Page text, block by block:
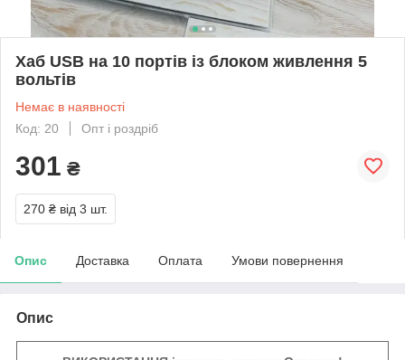
Хаб USB на 10 портів із блоком живлення 5
вольтів
Немає в наявності
Код: 20
Опт і роздріб
301 ₴
270 ₴ від 3 шт.
Опис Доставка Оплата Умови повернення
Опис